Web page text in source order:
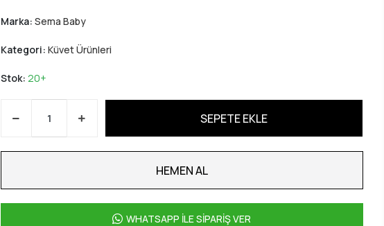
Marka: Sema Baby
Kategori: Küvet Ürünleri
Stok: 20+
SEPETE EKLE
HEMEN AL
WHATSAPP İLE SİPARİŞ VER